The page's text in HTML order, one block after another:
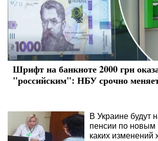
Шрифт на банкноте 2000 грн
"российским": НБУ срочно
В Украине будут
пенсии по новым
каких изменений